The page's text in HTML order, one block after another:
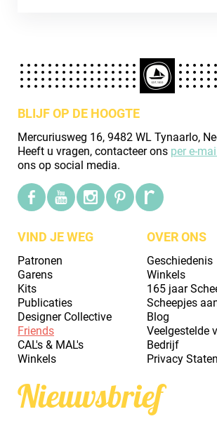
BLIJF OP DE HOOGTE
Mercuriusweg 16, 9482 WL Tynaarlo,
Heeft u vragen, contacteer ons per e-
ons op social media.
VIND JE WEG
Patronen
Garens
Kits
Publicaties
Designer Collective
Friends
CAL's & MAL's
Winkels
OVER ONS
Geschiedenis
Winkels
165 jaar
Scheepjes
Blog
Veelgestelde
Bedrijf
Privacy
Nieuwsbrief